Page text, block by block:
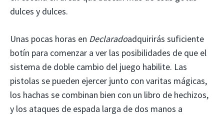
dulces y dulces.
Unas pocas horas en Declaradoadquirirás suficiente
botín para comenzar a ver las posibilidades de que el
sistema de doble cambio del juego habilite. Las
pistolas se pueden ejercer junto con varitas mágicas,
los hachas se combinan bien con un libro de hechizos,
y los ataques de espada larga de dos manos a